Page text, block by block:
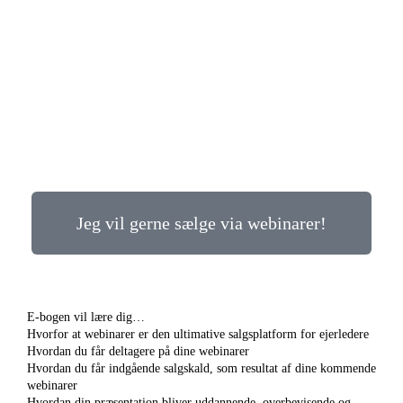
Jeg vil gerne sælge via webinarer!
E-bogen vil lære dig…
Hvorfor at webinarer er den ultimative salgsplatform for ejerledere
Hvordan du får deltagere på dine webinarer
Hvordan du får indgående salgskald, som resultat af dine kommende
webinarer